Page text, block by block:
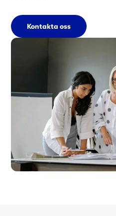
Kontakta oss